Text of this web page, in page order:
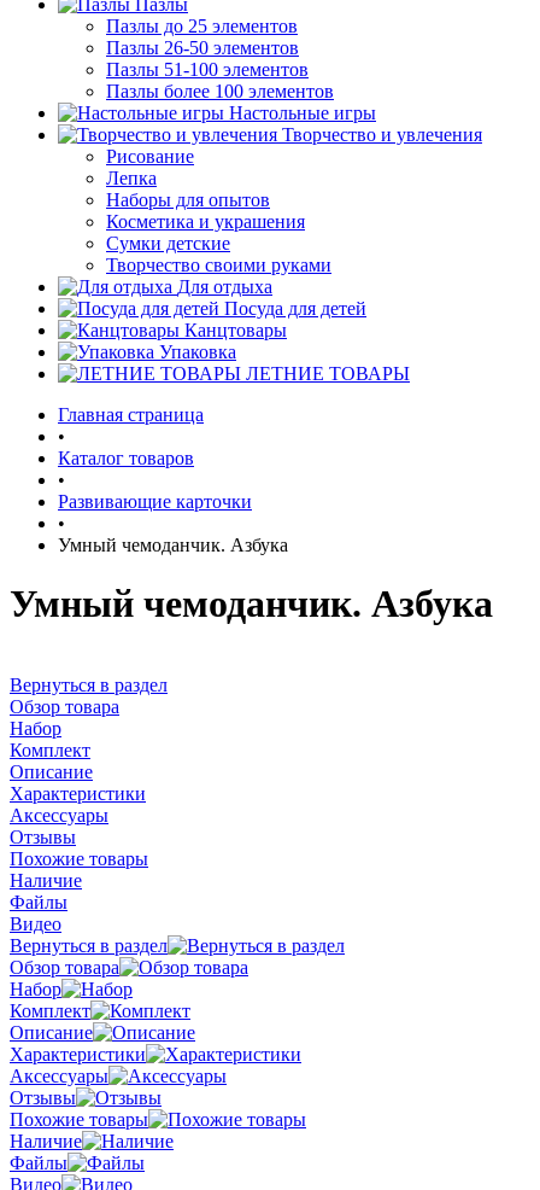
Пазлы
Пазлы до 25 элементов
Пазлы 26-50 элементов
Пазлы 51-100 элементов
Пазлы более 100 элементов
Настольные игры
Творчество и увлечения
Рисование
Лепка
Наборы для опытов
Косметика и украшения
Сумки детские
Творчество своими руками
Для отдыха
Посуда для детей
Канцтовары
Упаковка
ЛЕТНИЕ ТОВАРЫ
Главная страница
•
Каталог товаров
•
Развивающие карточки
•
Умный чемоданчик. Азбука
Умный чемоданчик. Азбука
Вернуться в раздел
Обзор товара
Набор
Комплект
Описание
Характеристики
Аксессуары
Отзывы
Похожие товары
Наличие
Файлы
Видео
Вернуться в раздел
Обзор товара
Набор
Комплект
Описание
Характеристики
Аксессуары
Отзывы
Похожие товары
Наличие
Файлы
Видео